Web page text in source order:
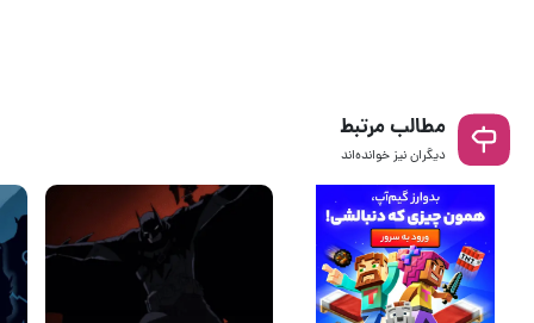
مطالب مرتبط
دیگران نیز خوانده‌اند